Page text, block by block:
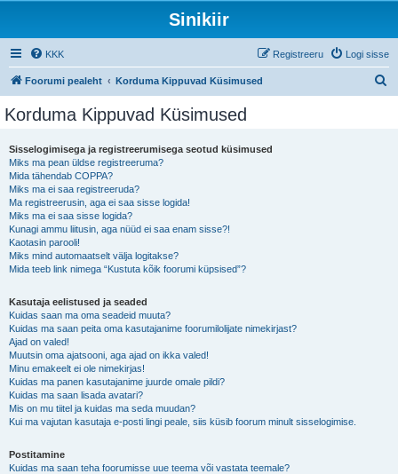
Sinikiir
KKK Logi sisse
Registreeru
Foorumi pealeht Korduma Kippuvad Küsimused
Korduma Kippuvad Küsimused
Sisselogimisega ja registreerumisega seotud küsimused
Miks ma pean üldse registreeruma?
Mida tähendab COPPA?
Miks ma ei saa registreeruda?
Ma registreerusin, aga ei saa sisse logida!
Miks ma ei saa sisse logida?
Kunagi ammu liitusin, aga nüüd ei saa enam sisse?!
Kaotasin parooli!
Miks mind automaatselt välja logitakse?
Mida teeb link nimega “Kustuta kõik foorumi küpsised”?
Kasutaja eelistused ja seaded
Kuidas saan ma oma seadeid muuta?
Kuidas ma saan peita oma kasutajanime foorumilolijate nimekirjast?
Ajad on valed!
Muutsin oma ajatsooni, aga ajad on ikka valed!
Minu emakeelt ei ole nimekirjas!
Kuidas ma panen kasutajanime juurde omale pildi?
Kuidas ma saan lisada avatari?
Mis on mu tiitel ja kuidas ma seda muudan?
Kui ma vajutan kasutaja e-posti lingi peale, siis küsib foorum minult sisselogimise.
Postitamine
Kuidas ma saan teha foorumisse uue teema või vastata teemale?